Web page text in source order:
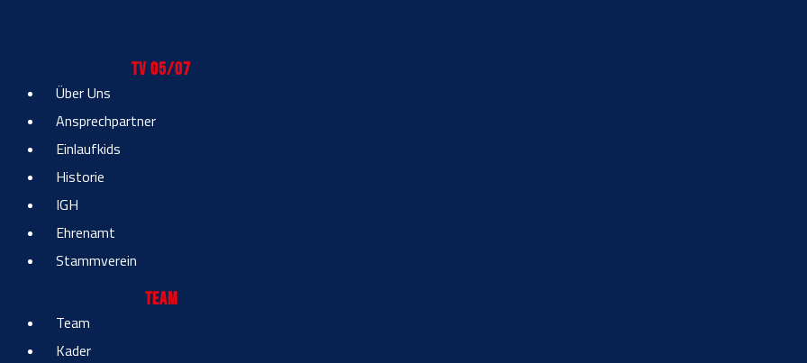
TV 05/07
Über Uns
Ansprechpartner
Einlaufkids
Historie
IGH
Ehrenamt
Stammverein
Team
Team
Kader